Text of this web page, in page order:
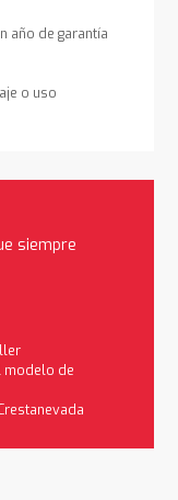
año de garantía
o uso
siempre
modelo de